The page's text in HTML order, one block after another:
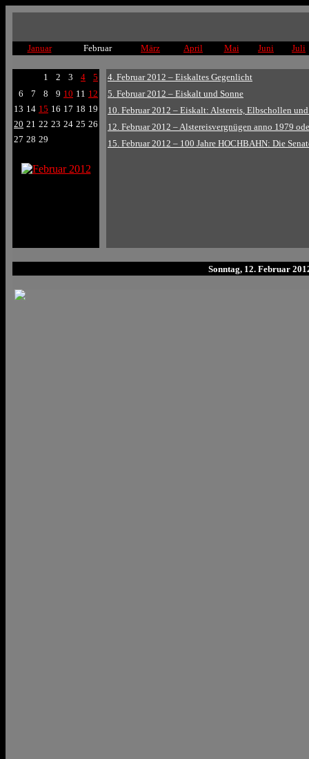
Januar Februar März April Mai Juni Juli
1 2 3 4
5
6
7 8 9 10 11 12
13 14 15 16 17 18 19
20 21 22 23 24 25 26
27 28 29
4. Februar 2012 – Eiskaltes Gegenlicht
5. Februar 2012 – Eiskalt und Sonne
10. Februar 2012 – Eiskalt: Alstereis, Elbschollen
12. Februar 2012 – Alstereisvergnügen anno 1979
15. Februar 2012 – 100 Jahre HOCHBAHN: Die
Sonntag, 12. Februar